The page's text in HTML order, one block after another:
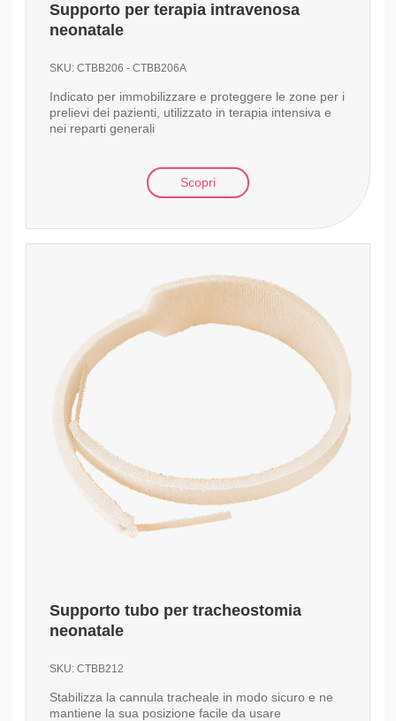
Supporto per terapia intravenosa
neonatale
SKU:CTBB206 - CTBB206A
Indicato per immobilizzare e proteggere le zone per i
prelievi dei pazienti, utilizzato in terapia intensiva e
nei reparti generali
Scopri
Supporto tubo per tracheostomia
neonatale
SKU:CTBB212
Stabilizza la cannula tracheale in modo sicuro e ne
mantiene la sua posizione facile da usare